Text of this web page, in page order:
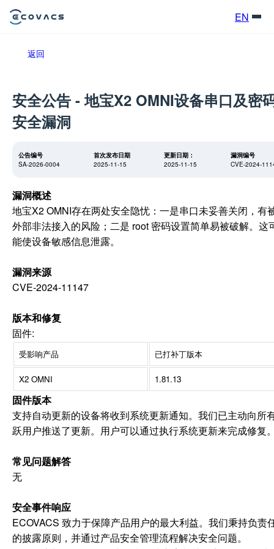
EN
返回
安全公告 - 地宝X2 OMNI设备串口及密
安全漏洞
公告编号
SA-2026-0004
首次发布日期
2025-11-15
更新日期：
2025-11-15
漏洞编号
CVE-2024-
漏洞概述
地宝X2 OMNI存在两处安全隐忧：一是串口未妥善关闭，有
外部非法接入的风险；二是 root 密码设置简单易被破解。这
能使设备敏感信息泄露。
漏洞来源
CVE-2024-11147
版本和修复
固件:
受影响产品 已打补丁版本
X2 OMNI 1.81.13
固件版本
支持自动更新的设备将收到系统更新通知。我们已主动向所
跃用户推送了更新。用户可以通过执行系统更新来完成修复
常见问题解答
无
安全事件响应
ECOVACS 致力于保障产品用户的最大利益。我们秉持负责
的披露原则，并通过产品安全管理流程解决安全问题。